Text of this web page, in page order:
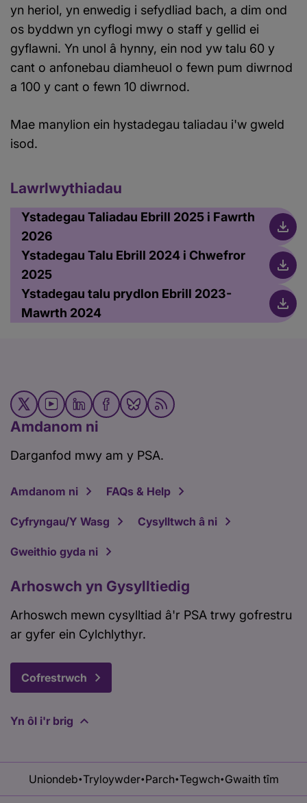
yn heriol, yn enwedig i sefydliad bach, a dim ond
os byddwn yn cyflogi mwy o staff y gellid ei
gyflawni. Yn unol â hynny, ein nod yw talu 60 y
cant o anfonebau diamheuol o fewn pum diwrnod
a 100 y cant o fewn 10 diwrnod.
Mae manylion ein hystadegau taliadau i'w gweld
isod.
Lawrlwythiadau
Ystadegau Taliadau Ebrill 2025 i Fawrth
2026
Ystadegau Talu Ebrill 2024 i Chwefror
2025
Ystadegau talu prydlon Ebrill 2023-
Mawrth 2024
Amdanom ni
Darganfod mwy am y PSA.
Amdanom ni FAQs & Help
Cyfryngau/Y Wasg Cysylltwch â ni
Gweithio gyda ni
Arhoswch yn Gysylltiedig
Arhoswch mewn cysylltiad â'r PSA trwy gofrestru
ar gyfer ein Cylchlythyr.
Cofrestrwch
Yn ôl i'r brig
Uniondeb•Tryloywder• Parch•Tegwch• Gwaith tîm